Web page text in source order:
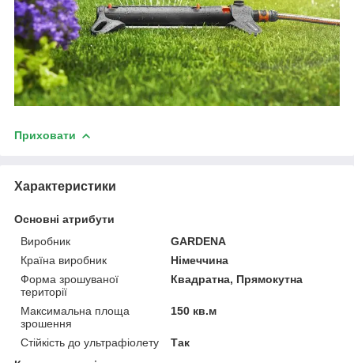
Приховати
Характеристики
Основні атрибути
Виробник
GARDENA
Країна виробник
Німеччина
Форма зрошуваної
території
Квадратна, Прямокутна
Максимальна площа
зрошення
150 кв.м
Стійкість до ультрафіолету
Так